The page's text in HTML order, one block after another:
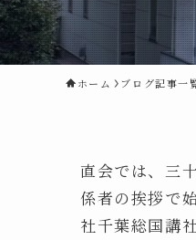
ホーム ブログ記事一
直会では、三
係者の挨拶で
社千葉総国講